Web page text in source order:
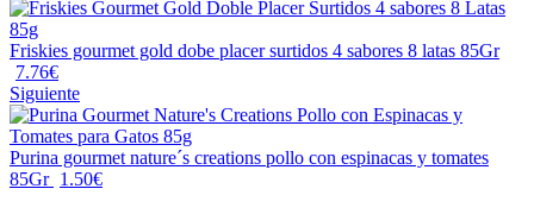
Friskies gourmet gold dobe placer surtidos 4 sabores 8 latas 85Gr
7.76€
Siguiente
Purina gourmet nature´s creations pollo con espinacas y tomates
85Gr 1.50€